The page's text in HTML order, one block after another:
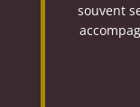
souvent